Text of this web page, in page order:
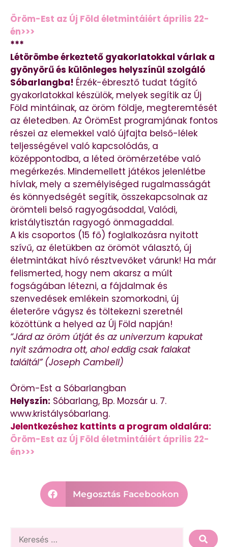
Öröm-Est az Új Föld életmintáiért április 22-
én>>>
***
Létörömbe érkeztető gyakorlatokkal várlak a
gyönyörű és különleges helyszínül szolgáló
Sóbarlangba! Érzék-ébresztő tudat tágító
gyakorlatokkal készülök, melyek segítik az Új
Föld mintáinak, az öröm földje, megteremtését
az életedben. Az ÖrömEst programjának fontos
részei az elemekkel való újfajta belső-lélek
teljességével való kapcsolódás, a
középpontodba, a léted örömérzetébe való
megérkezés. Mindemellett játékos jelenlétbe
hívlak, mely a személyiséged rugalmasságát
és könnyedségét segítik, összekapcsolnak az
örömteli belső ragyogásoddal, Valódi,
kristálytisztán ragyogó önmagaddal.
A kis csoportos (15 fő) foglalkozásra nyitott
szívű, az életükben az örömöt választó, új
életmintákat hívó résztvevőket várunk! Ha már
felismerted, hogy nem akarsz a múlt
fogságában létezni, a fájdalmak és
szenvedések emlékein szomorkodni, új
életerőre vágysz és töltekezni szeretnél
közöttünk a helyed az Új Föld napján!
“Járd az öröm útját és az univerzum kapukat
nyit számodra ott, ahol eddig csak falakat
találtál” (Joseph Cambell)
Öröm-Est a Sóbarlangban
Helyszín: Sóbarlang, Bp. Mozsár u. 7.
www.kristálysóbarlang.
Jelentkezéshez kattints a program oldalára:
Öröm-Est az Új Föld életmintáiért április 22-
én>>>
Megosztás Facebookon